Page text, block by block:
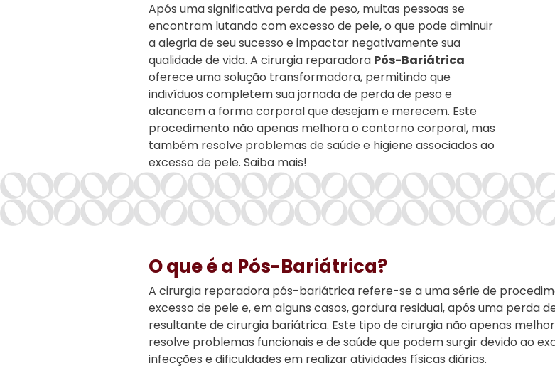
Após uma significativa perda de peso, muitas pessoas se
encontram lutando com excesso de pele, o que pode diminuir
a alegria de seu sucesso e impactar negativamente sua
qualidade de vida. A cirurgia reparadora Pós-Bariátrica
oferece uma solução transformadora, permitindo que
indivíduos completem sua jornada de perda de peso e
alcancem a forma corporal que desejam e merecem. Este
procedimento não apenas melhora o contorno corporal, mas
também resolve problemas de saúde e higiene associados ao
excesso de pele. Saiba mais!
O que é a Pós-Bariátrica?
A cirurgia reparadora pós-bariátrica refere-se a uma série de
excesso de pele e, em alguns casos, gordura residual, após uma perda
resultante de cirurgia bariátrica. Este tipo de cirurgia não apenas
resolve problemas funcionais e de saúde que podem surgir devido ao
infecções e dificuldades em realizar atividades físicas diárias.